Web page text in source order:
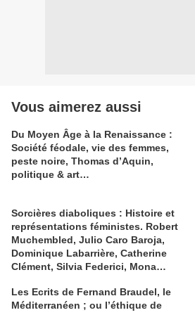
Vous aimerez aussi
Du Moyen Âge à la Renaissance :
Société féodale, vie des femmes,
peste noire, Thomas d’Aquin,
politique & art…
Sorcières diaboliques : Histoire et
représentations féministes. Robert
Muchembled, Julio Caro Baroja,
Dominique Labarrière, Catherine
Clément, Silvia Federici, Mona
Venko Andonovski.
Les Ecrits de Fernand Braudel, le
Méditerranéen ; ou l’éthique de